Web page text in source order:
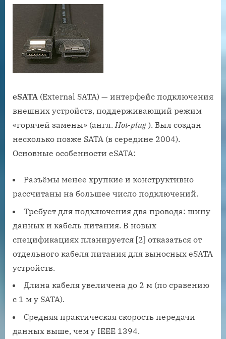
eSATA (External SATA) — интерфейс подключения
внешних устройств, поддерживающий режим
«горячей замены» (англ.Hot-plug ). Был создан
несколько позже SATA (в середине 2004).
Основные особенности eSATA:
Разъёмы менее хрупкие и конструктивно
рассчитаны на большее число подключений.
Требует для подключения два провода: шину
данных и кабель питания. В новых
спецификациях планируется [2] отказаться от
отдельного кабеля питания для выносных eSATA
устройств.
Длина кабеля увеличена до 2 м (по сравению
с 1 м у SATA).
Средняя практическая скорость передачи
данных выше, чем у IEEE 1394.